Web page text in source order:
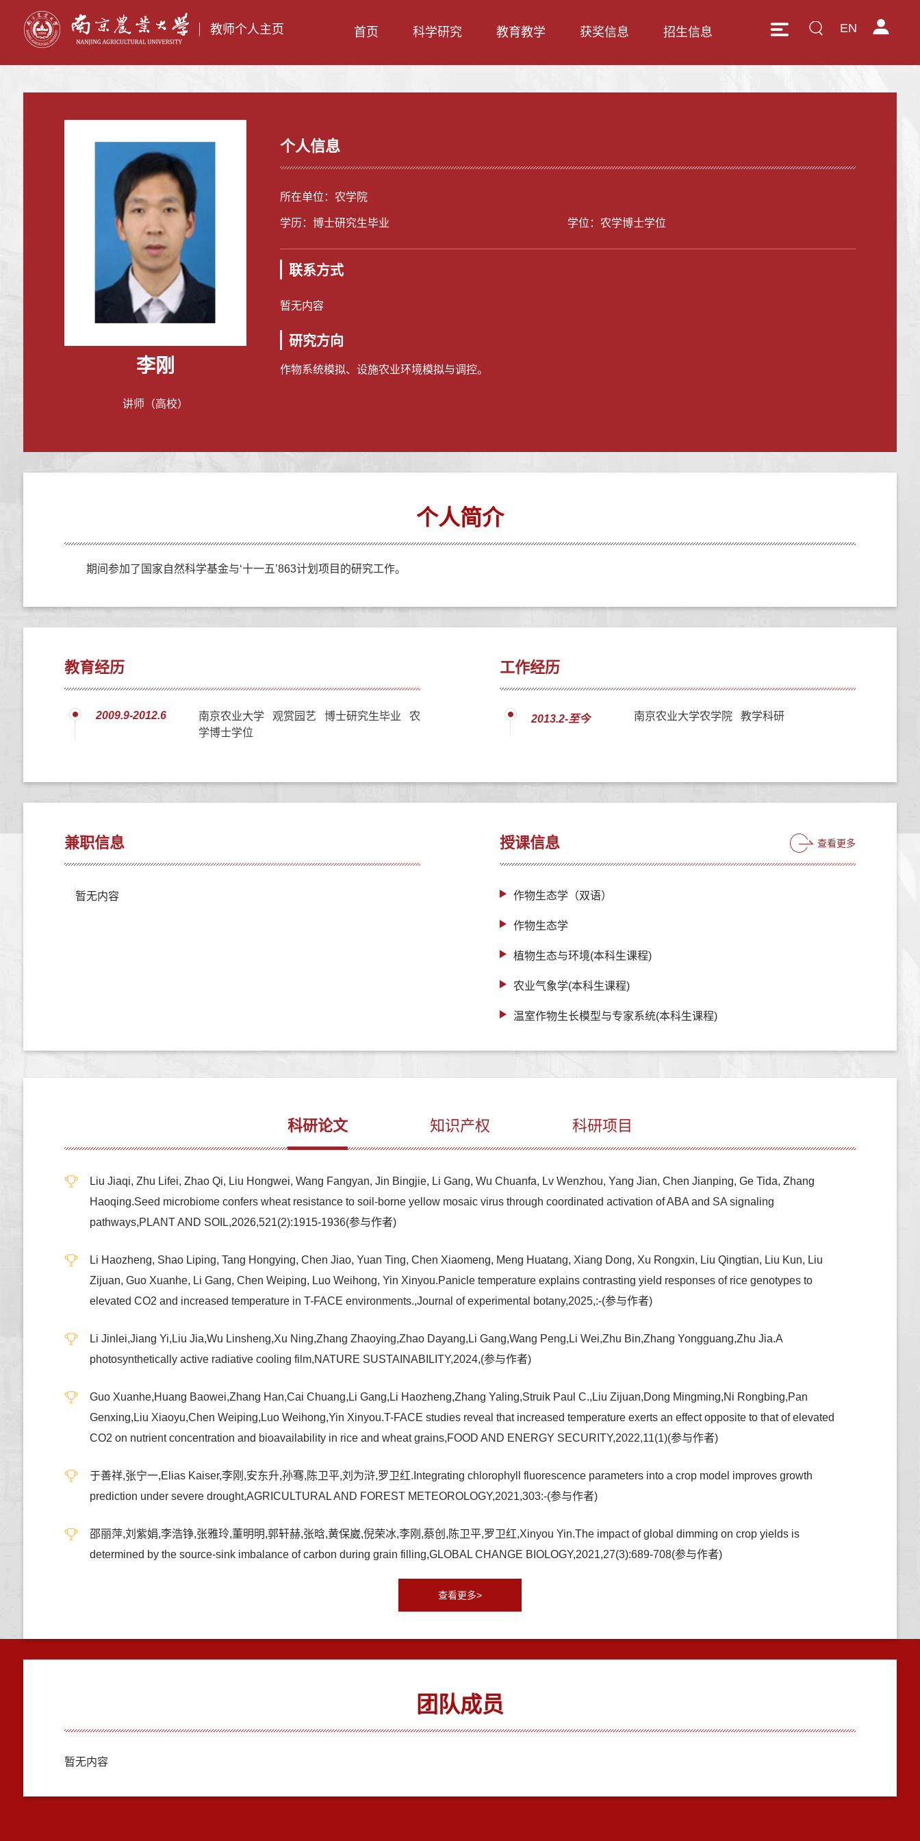
教师个人主页 EN
首页 科学研究 教育教学 获奖信息 招生信息
李刚
讲师（高校）
个人信息
所在单位：农学院
学历：博士研究生毕业 学位：农学博士学位
联系方式
暂无内容
研究方向
作物系统模拟、设施农业环境模拟与调控。
个人简介
期间参加了国家自然科学基金与‘十一五’863计划项目的研究工作。
教育经历
2009.9-2012.6
南京农业大学 观赏园艺 博士研究生毕业 农
学博士学位
工作经历
2013.2-至今 南京农业大学农学院 教学科研
兼职信息
暂无内容
授课信息 查看更多
作物生态学（双语）
作物生态学
植物生态与环境(本科生课程)
农业气象学(本科生课程)
温室作物生长模型与专家系统(本科生课程)
科研论文 知识产权 科研项目
Liu Jiaqi, Zhu Lifei, Zhao Qi, Liu Hongwei, Wang Fangyan, Jin Bingjie, Li Gang, Wu Chuanfa, Lv Wenzhou, Yang Jian, Chen Jianping, Ge Tida, Zhang
Haoqing.Seed microbiome confers wheat resistance to soil-borne yellow mosaic virus through coordinated activation of ABA and SA signaling
pathways,PLANT AND SOIL,2026,521(2):1915-1936(参与作者)
Li Haozheng, Shao Liping, Tang Hongying, Chen Jiao, Yuan Ting, Chen Xiaomeng, Meng Huatang, Xiang Dong, Xu Rongxin, Liu Qingtian, Liu Kun, Liu
Zijuan, Guo Xuanhe, Li Gang, Chen Weiping, Luo Weihong, Yin Xinyou.Panicle temperature explains contrasting yield responses of rice genotypes to
elevated CO2 and increased temperature in T-FACE environments.,Journal of experimental botany,2025,:-(参与作者)
Li Jinlei,Jiang Yi,Liu Jia,Wu Linsheng,Xu Ning,Zhang Zhaoying,Zhao Dayang,Li Gang,Wang Peng,Li Wei,Zhu Bin,Zhang Yongguang,Zhu Jia.A
photosynthetically active radiative cooling film,NATURE SUSTAINABILITY,2024,(参与作者)
Guo Xuanhe,Huang Baowei,Zhang Han,Cai Chuang,Li Gang,Li Haozheng,Zhang Yaling,Struik Paul C.,Liu Zijuan,Dong Mingming,Ni Rongbing,Pan
Genxing,Liu Xiaoyu,Chen Weiping,Luo Weihong,Yin Xinyou.T-FACE studies reveal that increased temperature exerts an effect opposite to that of elevated
CO2 on nutrient concentration and bioavailability in rice and wheat grains,FOOD AND ENERGY SECURITY,2022,11(1)(参与作者)
于善祥,张宁一,Elias Kaiser,李刚,安东升,孙骞,陈卫平,刘为浒,罗卫红.Integrating chlorophyll fluorescence parameters into a crop model improves growth
prediction under severe drought,AGRICULTURAL AND FOREST METEOROLOGY,2021,303:-(参与作者)
邵丽萍,刘紫娟,李浩铮,张雅玲,董明明,郭轩赫,张晗,黄保崴,倪荣冰,李刚,蔡创,陈卫平,罗卫红,Xinyou Yin.The impact of global dimming on crop yields is
determined by the source-sink imbalance of carbon during grain filling,GLOBAL CHANGE BIOLOGY,2021,27(3):689-708(参与作者)
查看更多>
团队成员
暂无内容